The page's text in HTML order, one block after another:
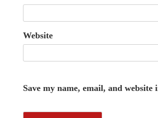
Website
Save my name, email, and